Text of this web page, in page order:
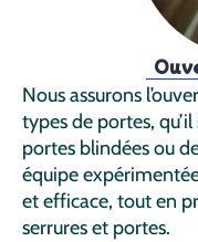
Nous assurons
types de portes, qu’il
portes blindées ou
équipe
et efficace, tout en
serrures et portes.